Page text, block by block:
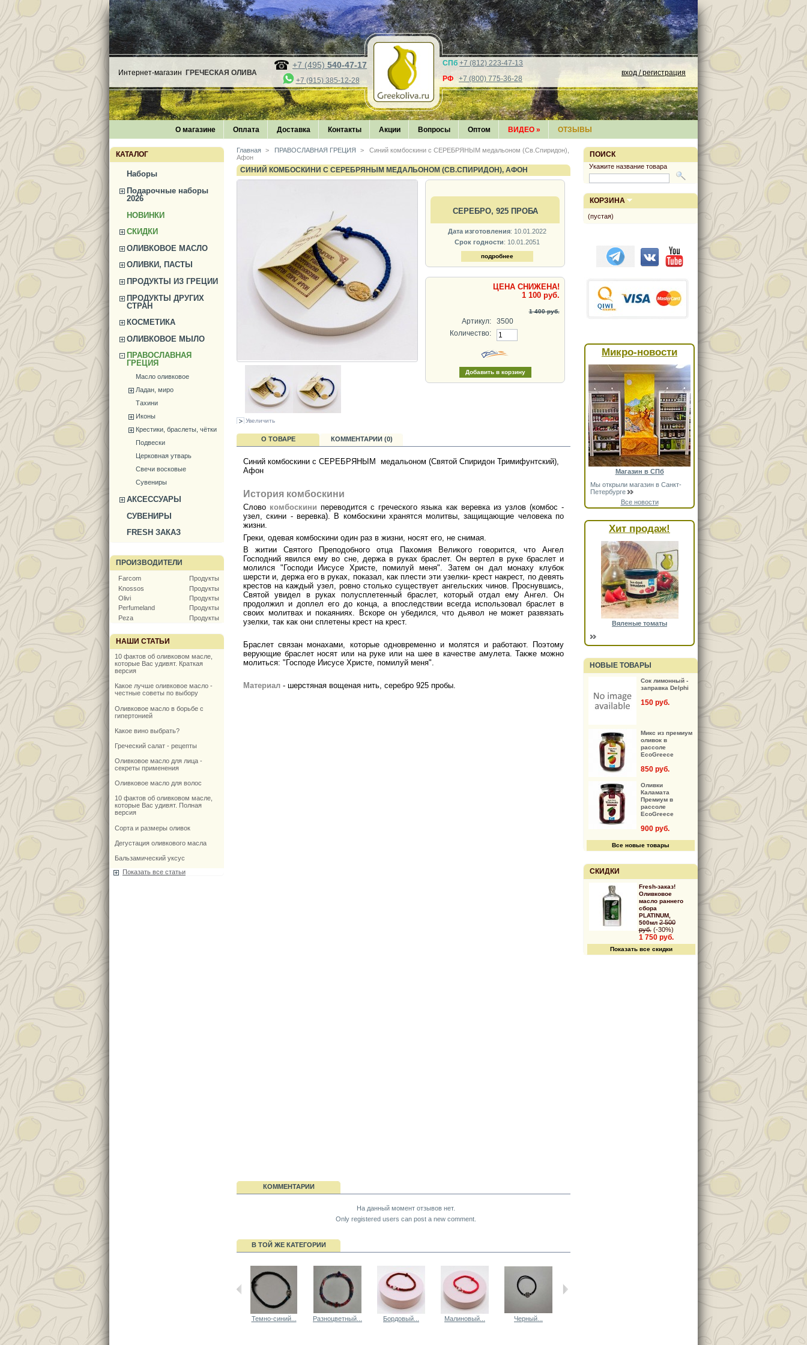
Интернет-магазин ГРЕЧЕСКАЯ ОЛИВА
+7 (495) 540-47-17
+7 (915) 385-12-28
СПб +7 (812) 223-47-13
РФ +7 (800) 775-36-28
вход / регистрация
О магазине Оплата Доставка Контакты Акции Вопросы Оптом ВИДЕО » ОТЗЫВЫ
КАТАЛОГ
Наборы
Подарочные наборы
2026
НОВИНКИ
СКИДКИ
ОЛИВКОВОЕ МАСЛО
ОЛИВКИ, ПАСТЫ
ПРОДУКТЫ ИЗ ГРЕЦИИ
ПРОДУКТЫ ДРУГИХ
СТРАН
КОСМЕТИКА
ОЛИВКОВОЕ МЫЛО
ПРАВОСЛАВНАЯ
ГРЕЦИЯ
Масло оливковое
Ладан, миро
Тахини
Иконы
Крестики, браслеты, чётки
Подвески
Церковная утварь
Свечи восковые
Сувениры
АКСЕССУАРЫ
СУВЕНИРЫ
FRESH ЗАКАЗ
ПРОИЗВОДИТЕЛИ
Farcom
Продукты
Knossos
Продукты
Olivi
Продукты
Perfumeland
Продукты
Peza
Продукты
НАШИ СТАТЬИ
10 фактов об оливковом масле,
которые Вас удивят. Краткая
версия
Какое лучше оливковое масло -
честные советы по выбору
Оливковое масло в борьбе с
гипертонией
Какое вино выбрать?
Греческий салат - рецепты
Оливковое масло для лица -
секреты применения
Оливковое масло для волос
10 фактов об оливковом масле,
которые Вас удивят. Полная
версия
Сорта и размеры оливок
Дегустация оливкового масла
Бальзамический уксус
Показать все статьи
Главная > ПРАВОСЛАВНАЯ ГРЕЦИЯ >
Синий комбоскини с СЕРЕБРЯНЫМ медальоном (Св.Спиридон),
Афон
СИНИЙ КОМБОСКИНИ С СЕРЕБРЯНЫМ МЕДАЛЬОНОМ (СВ.СПИРИДОН), АФОН
Увеличить
СЕРЕБРО, 925 ПРОБА
Дата изготовления: 10.01.2022
Срок годности: 10.01.2051
подробнее
ЦЕНА СНИЖЕНА!
1 100 руб.
1 400 руб.
Артикул:
3500
Количество:
О ТОВАРЕ КОММЕНТАРИИ (0)
Синий комбоскини с СЕРЕБРЯНЫМ медальоном (Святой Спиридон Тримифунтский),
Афон
История комбоскини
Слово комбоскини переводится с греческого языка как веревка из узлов (комбос -
узел, скини - веревка). В комбоскини хранятся молитвы, защищающие человека по
жизни.
Греки, одевая комбоскини один раз в жизни, носят его, не снимая.
В житии Святого Преподобного отца Пахомия Великого говорится, что Ангел
Господний явился ему во сне, держа в руках браслет. Он вертел в руке браслет и
молился "Господи Иисусе Христе, помилуй меня". Затем он дал монаху клубок
шерсти и, держа его в руках, показал, как плести эти узелки- крест накрест, по девять
крестов на каждый узел, ровно столько существует ангельских чинов. Проснувшись,
Святой увидел в руках полусплетенный браслет, который отдал ему Ангел. Он
продолжил и доплел его до конца, а впоследствии всегда использовал браслет в
своих молитвах и покаяниях. Вскоре он убедился, что дьявол не может развязать
узелки, так как они сплетены крест на крест.
Браслет связан монахами, которые одновременно и молятся и работают. Поэтому
верующие браслет носят или на руке или на шее в качестве амулета. Также можно
молиться: "Господе Иисусе Христе, помилуй меня".
Материал - шерстяная вощеная нить, серебро 925 пробы.
КОММЕНТАРИИ
На данный момент отзывов нет.
Only registered users can post a new comment.
В ТОЙ ЖЕ КАТЕГОРИИ
Темно-синий... Разноцветный... Бордовый... Малиновый... Черный... Черный... Черный...
ПОИСК
Укажите название товара
КОРЗИНА
(пустая)
Микро-новости
Магазин в СПб
Мы открыли магазин в Санкт-
Петербурге
Все новости
Хит продаж!
Вяленые томаты
НОВЫЕ ТОВАРЫ
Сок лимонный -
заправка Delphi
150 руб.
Микс из премиум
оливок в
рассоле
EcoGreece
850 руб.
Оливки
Каламата
Премиум в
рассоле
EcoGreece
900 руб.
Все новые товары
СКИДКИ
Fresh-заказ!
Оливковое
масло раннего
сбора
PLATINUM,
500мл 2 500
руб. (-30%)
1 750 руб.
Показать все скидки